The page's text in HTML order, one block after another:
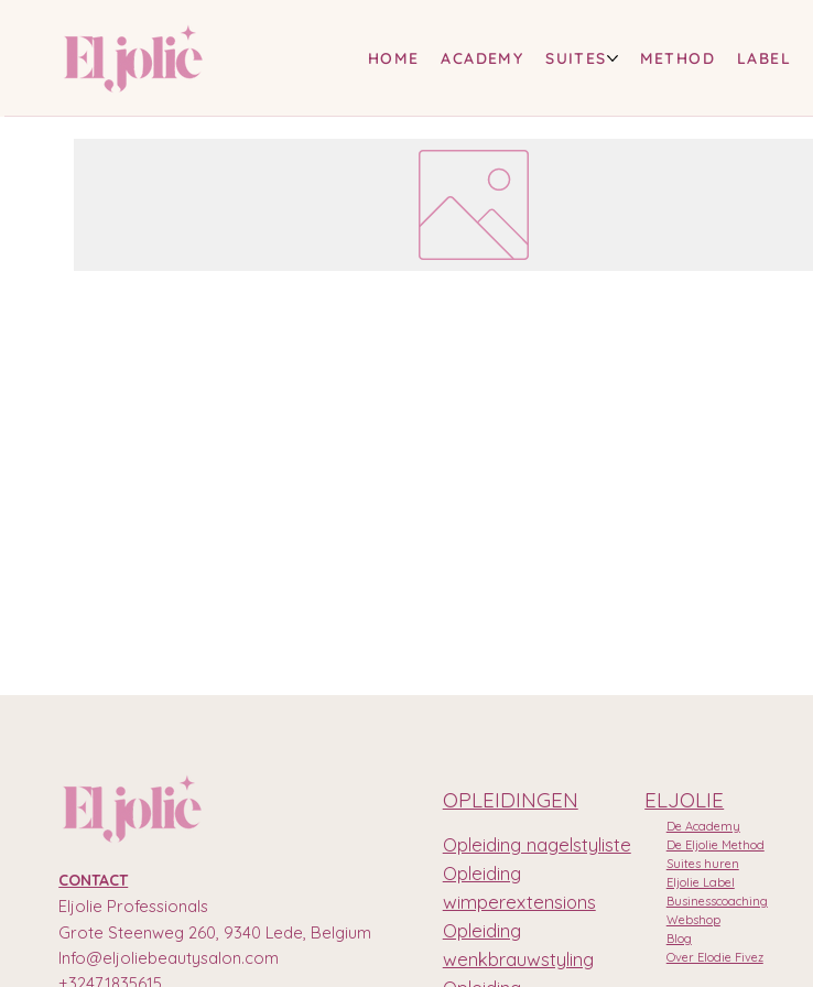
HOME ACADEMY SUITES METHOD LABEL
De Academy
De Eljolie Method
Suites huren
Eljolie Label
Businesscoaching
Webshop
Blog
Over Elodie Fivez
ELJOLIE
Opleiding nagelstyliste
Opleiding
wimperextensions
Opleiding
wenkbrauwstyling
OPLEIDINGEN
CONTACT
Eljolie Professionals
Grote Steenweg 260, 9340 Lede, Belgium
Info@eljoliebeautysalon.com
+32471835615